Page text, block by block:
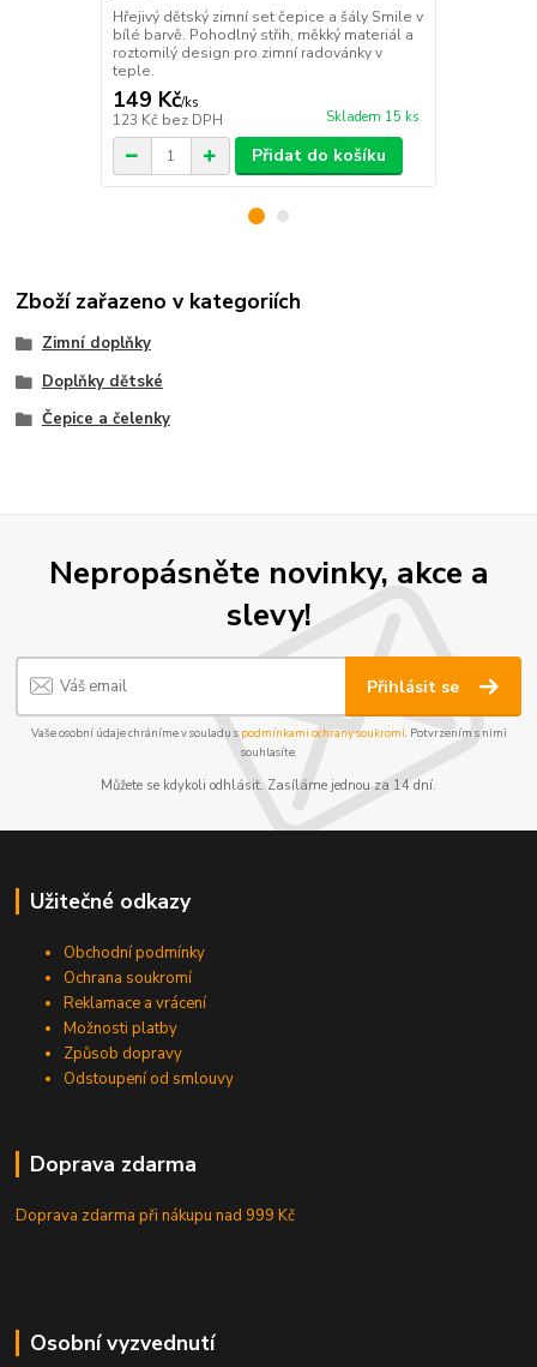
Hřejivý dětský zimní set čepice a šály Smile v
bílé barvě. Pohodlný střih, měkký materiál a
roztomilý design pro zimní radovánky v
teple.
149 Kč/ks
123 Kč bez DPH Skladem 15 ks
Přidat do košíku
Zboží zařazeno v kategoriích
Zimní doplňky
Doplňky dětské
Čepice a čelenky
Nepropásněte novinky, akce a
slevy!
Přihlásit se
Vaše osobní údaje chráníme v souladu s podmínkami ochrany soukromí. Potvrzením s nimi
souhlasíte.
Můžete se kdykoli odhlásit. Zasíláme jednou za 14 dní.
Užitečné odkazy
Obchodní podmínky
Ochrana soukromí
Reklamace a vrácení
Možnosti platby
Způsob dopravy
Odstoupení od smlouvy
Doprava zdarma
Doprava zdarma při nákupunad 999 Kč
Osobní vyzvednutí